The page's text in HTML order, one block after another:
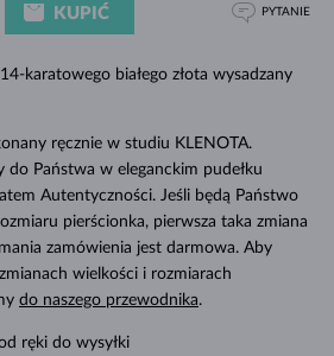
karatowego białego złota wysadzany
ręcznie w studiu KLENOTA.
do Państwa w eleganckim pudełku
Autentyczności. Jeśli będą Państwo
pierścionka, pierwsza taka zmiana
zamówienia jest darmowa. Aby
wielkości i rozmiarach
do naszego przewodnika.
ręki do wysyłki
KUPIĆ PYTANIE